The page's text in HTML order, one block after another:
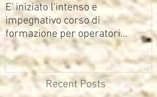
E' iniziato l'intenso e
impegnativo corso di
formazione per operatori
multimediali Avisco
Recent Posts